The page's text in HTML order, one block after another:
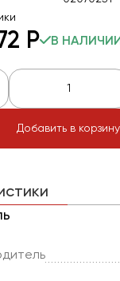
Р В НАЛИЧИИ
Добавить в корзину